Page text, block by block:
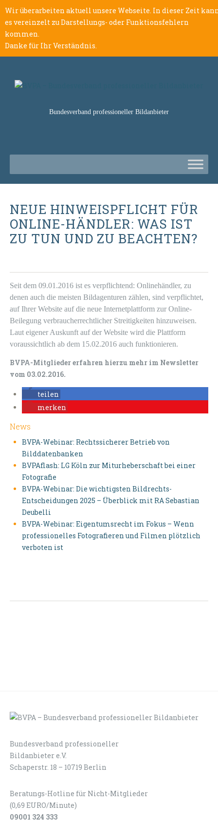
Wir überarbeiten aktuell unsere Webseite. In dieser Zeit
es vereinzelt zu Darstellungs- oder Funktionsfehlern
kommen.
Danke für Ihr Verständnis.
Bundesverband professioneller Bildanbieter
NEUE HINWEISPFLICHT FÜR
ONLINE-HÄNDLER: WAS IST
ZU TUN UND ZU BEACHTEN?
Seit dem 09.01.2016 ist es verpflichtend: Onlinehändler, zu
denen auch die meisten Bildagenturen zählen, sind verpflichtet,
auf Ihrer Website auf die neue Internetplattform zur Online-
Beilegung verbraucherrechtlicher Streitigkeiten hinzuweisen.
Laut eigener Auskunft auf der Website wird die Plattform
voraussichtlich ab dem 15.02.2016 auch funktionieren.
BVPA-Mitglieder erfahren hierzu mehr im Newsletter
vom 03.02.2016.
teilen
merken
News
BVPA-Webinar: Rechtssicherer Betrieb von
Bilddatenbanken
BVPAflash: LG Köln zur Miturheberschaft bei einer
Fotografie
BVPA-Webinar: Die wichtigsten Bildrechts-
Entscheidungen 2025 – Überblick mit RA Sebastian
Deubelli
BVPA-Webinar: Eigentumsrecht im Fokus – Wenn
professionelles Fotografieren und Filmen plötzlich
verboten ist
Bundesverband professioneller
Bildanbieter e.V.
Schaperstr. 18 – 10719 Berlin
Beratungs-Hotline für Nicht-Mitglieder
(0,69 EURO/Minute)
09001 324 333